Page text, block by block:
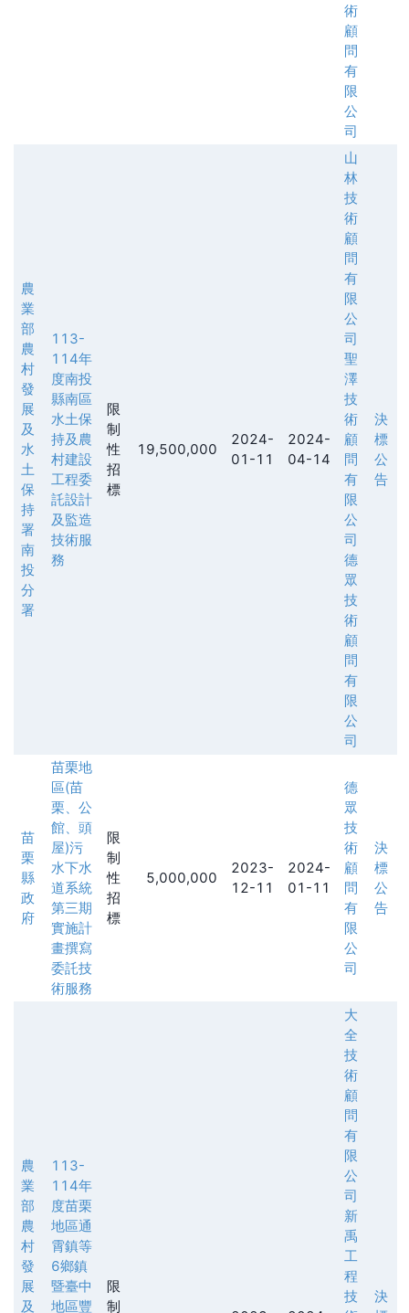
術
顧
問
有
限
公
司
農
業
部
農
村
發
展
及
水
土
保
持
署
南
投
分
署
113-
114年
度南投
縣南區
水土保
持及農
村建設
工程委
託設計
及監造
技術服
務
限
制
性
招
標
19,500,000
2024-
01-11
2024-
04-14
山
林
技
術
顧
問
有
限
公
司
聖
澤
技
術
顧
問
有
限
公
司
德
眾
技
術
顧
問
有
限
公
司
決
標
公
告
苗
栗
縣
政
府
苗栗地
區(苗
栗、公
館、頭
屋)污
水下水
道系統
第三期
實施計
畫撰寫
委託技
術服務
限
制
性
招
標
5,000,000
2023-
12-11
2024-
01-11
德
眾
技
術
顧
問
有
限
公
司
決
標
公
告
農
業
部
農
村
發
展
及
113-
114年
度苗栗
地區通
霄鎮等
6鄉鎮
暨臺中
地區豐
限
制
大
全
技
術
顧
問
有
限
公
司
新
禹
工
程
技
決